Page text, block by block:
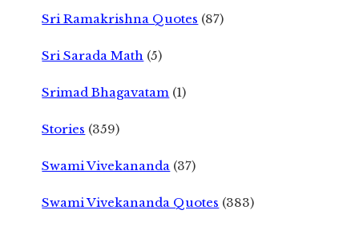
Sri Ramakrishna Quotes (87)
Sri Sarada Math (5)
Srimad Bhagavatam (1)
Stories (359)
Swami Vivekananda (37)
Swami Vivekananda Quotes (383)